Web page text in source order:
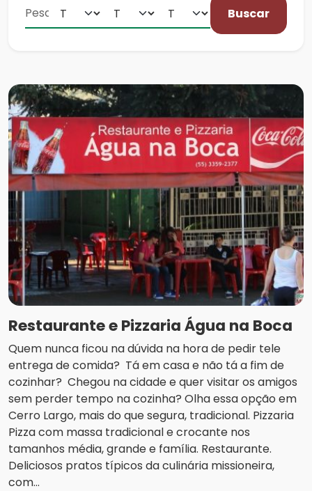
Buscar
Restaurante e Pizzaria Água na Boca
Quem nunca ficou na dúvida na hora de pedir tele
entrega de comida? Tá em casa e não tá a fim de
cozinhar? Chegou na cidade e quer visitar os amigos
sem perder tempo na cozinha? Olha essa opção em
Cerro Largo, mais do que segura, tradicional. Pizzaria
Pizza com massa tradicional e crocante nos
tamanhos média, grande e família. Restaurante.
Deliciosos pratos típicos da culinária missioneira,
com...